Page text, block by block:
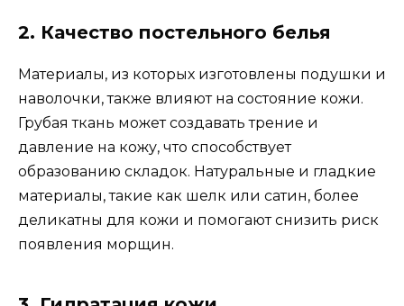
2. Качество постельного белья
Материалы, из которых изготовлены подушки и
наволочки, также влияют на состояние кожи.
Грубая ткань может создавать трение и
давление на кожу, что способствует
образованию складок. Натуральные и гладкие
материалы, такие как шелк или сатин, более
деликатны для кожи и помогают снизить риск
появления морщин.